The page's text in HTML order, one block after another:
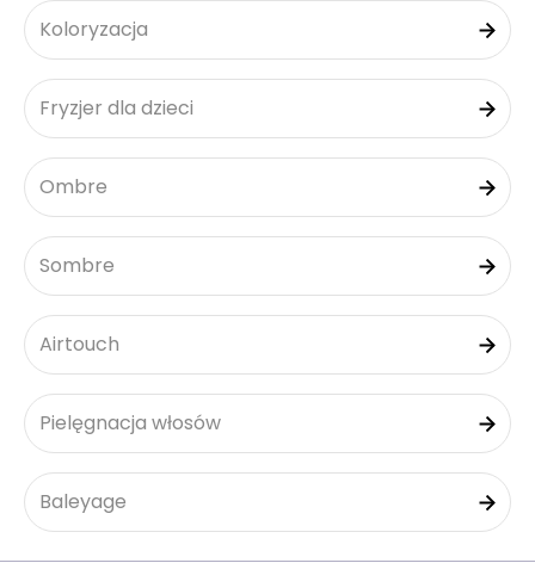
Koloryzacja
Fryzjer dla dzieci
Ombre
Sombre
Airtouch
Pielęgnacja włosów
Baleyage